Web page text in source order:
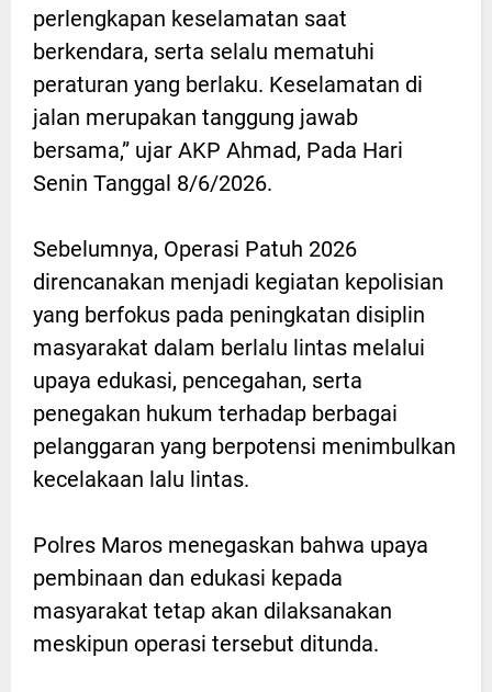
perlengkapan keselamatan saat
berkendara, serta selalu mematuhi
peraturan yang berlaku. Keselamatan di
jalan merupakan tanggung jawab
bersama,” ujar AKP Ahmad, Pada Hari
Senin Tanggal 8/6/2026.
Sebelumnya, Operasi Patuh 2026
direncanakan menjadi kegiatan kepolisian
yang berfokus pada peningkatan disiplin
masyarakat dalam berlalu lintas melalui
upaya edukasi, pencegahan, serta
penegakan hukum terhadap berbagai
pelanggaran yang berpotensi menimbulkan
kecelakaan lalu lintas.
Polres Maros menegaskan bahwa upaya
pembinaan dan edukasi kepada
masyarakat tetap akan dilaksanakan
meskipun operasi tersebut ditunda.